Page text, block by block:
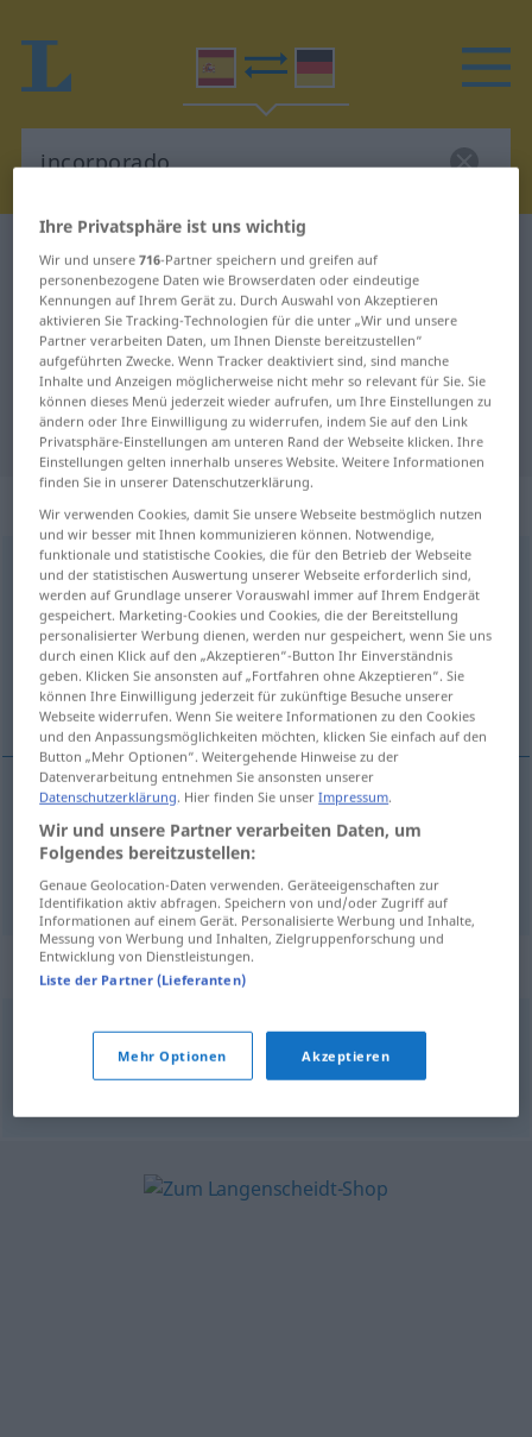
Spanisch-Deutsch Wörterbuch incorporado
Spanisch-Deutsch Übersetzung für
"incorporado"
"incorporado" Deutsch
Übersetzung
„incorporado“: adjetivo
incorporado [iŋkɔrpoˈrað o] adj
Übersicht aller Übersetzungen
(Für mehr Details die Übersetzung anklicken/antippen)
eingebaut, integriert
eingebaut incorporado aparato,etc
integriert incorporado INFORM
Synonyme für "incorporado"
enderezado,erguido,empinado
Ihre Privatsphäre ist uns wichtig
Wir und unsere716-Partner speichern und greifen auf
personenbezogene Daten wie Browserdaten oder eindeutige
Kennungen auf Ihrem Gerät zu. Durch Auswahl von Akzeptieren
aktivieren Sie Tracking-Technologien für die unter „Wir und unsere
Partner verarbeiten Daten, um Ihnen Dienste bereitzustellen“
aufgeführten Zwecke. Wenn Tracker deaktiviert sind, sind manche
Inhalte und Anzeigen möglicherweise nicht mehr so relevant für Sie. Sie
können dieses Menü jederzeit wieder aufrufen, um Ihre Einstellungen zu
ändern oder Ihre Einwilligung zu widerrufen, indem Sie auf den Link
Privatsphäre-Einstellungen am unteren Rand der Webseite klicken. Ihre
Einstellungen gelten innerhalb unseres Website. Weitere Informationen
finden Sie in unserer Datenschutzerklärung.
Wir verwenden Cookies, damit Sie unsere Webseite bestmöglich nutzen
und wir besser mit Ihnen kommunizieren können. Notwendige,
funktionale und statistische Cookies, die für den Betrieb der Webseite
und der statistischen Auswertung unserer Webseite erforderlich sind,
werden auf Grundlage unserer Vorauswahl immer auf Ihrem Endgerät
gespeichert. Marketing-Cookies und Cookies, die der Bereitstellung
personalisierter Werbung dienen, werden nur gespeichert, wenn Sie uns
durch einen Klick auf den „Akzeptieren“-Button Ihr Einverständnis
geben. Klicken Sie ansonsten auf „Fortfahren ohne Akzeptieren“. Sie
können Ihre Einwilligung jederzeit für zukünftige Besuche unserer
Webseite widerrufen. Wenn Sie weitere Informationen zu den Cookies
und den Anpassungsmöglichkeiten möchten, klicken Sie einfach auf den
Button „Mehr Optionen“. Weitergehende Hinweise zu der
Datenverarbeitung entnehmen Sie ansonsten unserer
Datenschutzerklärung. Hier finden Sie unserImpressum.
Wir und unsere Partner verarbeiten Daten, um
Folgendes bereitzustellen:
Genaue Geolocation-Daten verwenden. Geräteeigenschaften zur
Identifikation aktiv abfragen. Speichern von und/oder Zugriff auf
Informationen auf einem Gerät. Personalisierte Werbung und Inhalte,
Messung von Werbung und Inhalten, Zielgruppenforschung und
Entwicklung von Dienstleistungen.
Liste der Partner (Lieferanten)
Mehr Optionen Akzeptieren